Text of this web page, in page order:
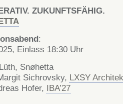
ZUKUNFTSFÄHIG.
:
Einlass 18:30 Uhr
Snøhetta
Sichrovsky, LXSY
Hofer, IBA’27